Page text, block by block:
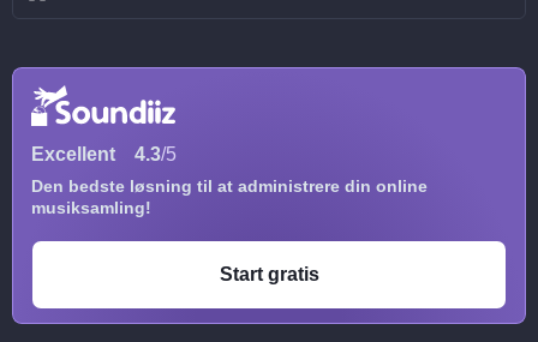
Excellent 4.3/5
Den bedste løsning til at administrere din online
musiksamling!
Start gratis